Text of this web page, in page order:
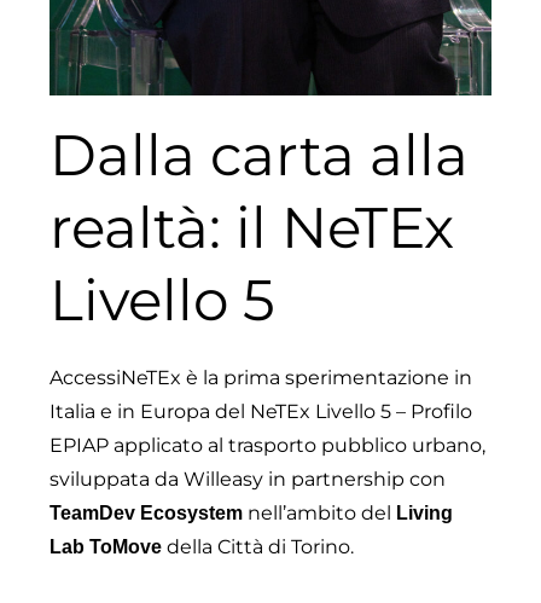
Dalla carta alla
realtà: il NeTEx
Livello 5
AccessiNeTEx è la prima sperimentazione in
Italia e in Europa del NeTEx Livello 5 – Profilo
EPIAP applicato al trasporto pubblico urbano,
sviluppata da Willeasy in partnership con
TeamDev Ecosystem nell’ambito del Living
Lab ToMove della Città di Torino.